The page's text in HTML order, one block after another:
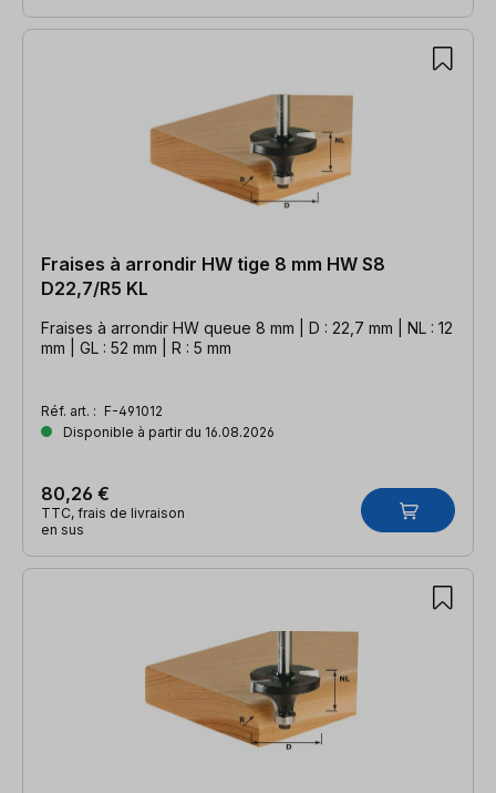
Fraises à arrondir HW tige 8 mm HW S8
D22,7/R5 KL
Fraises à arrondir HW queue 8 mm | D : 22,7 mm | NL : 12
mm | GL : 52 mm | R : 5 mm
Réf. art. : F-491012
Disponible à partir du 16.08.2026
80,26 €
TTC, frais de livraison
en sus